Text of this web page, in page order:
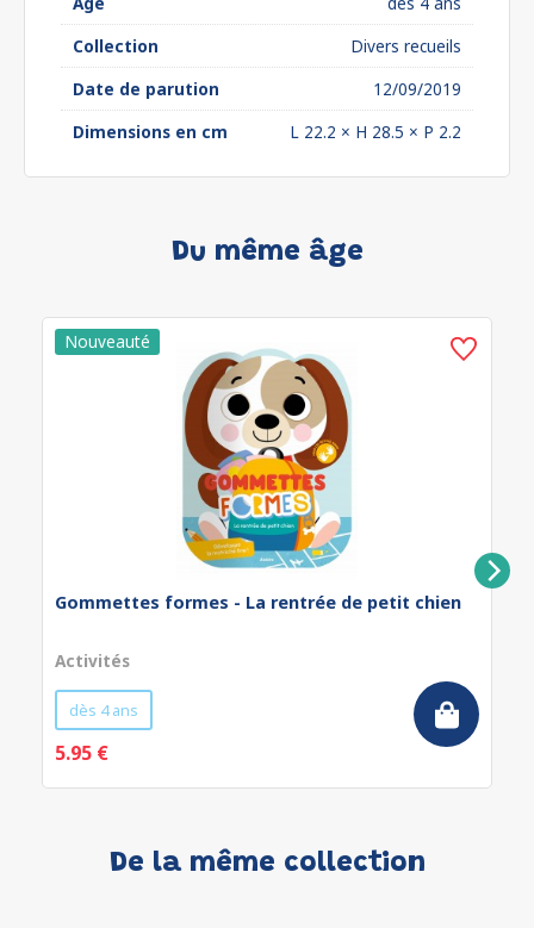
Collection
Divers recueils
Date de parution
12/09/2019
Dimensions en cm
L 22.2 × H 28.5 × P 2.2
Du même âge
Gommettes formes - La rentrée de petit chien
Activités
dès 4 ans
5.95 €
De la même collection